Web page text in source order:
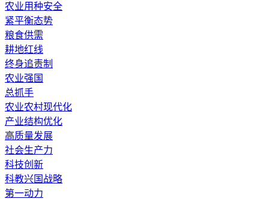
农业用种安全
紧平衡态势
粮食供需
耕地红线
终身追责制
农业强国
总抓手
农业农村现代化
产业结构优化
高质量发展
社会生产力
科技创新
科教兴国战略
第一动力